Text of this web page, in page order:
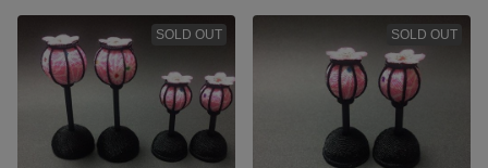
SOLD OUT SOLD OUT